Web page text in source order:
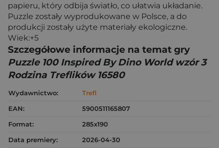
papieru, który odbija światło, co ułatwia układanie.
Puzzle zostały wyprodukowane w Polsce, a do
produkcji zostały użyte materiały ekologiczne.
Wiek:+5
Szczegółowe informacje na temat gry
Puzzle 100 Inspired By Dino World wzór 3
Rodzina Treflików 16580
Wydawnictwo:
Trefl
EAN:
5900511165807
Format:
285x190
Data premiery:
2026-04-30